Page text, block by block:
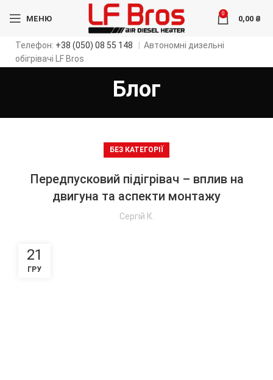
МЕНЮ
0
0,00 ₴
Телефон: +38 (050) 08 55 148
Автономні дизельні
обігрівачі LF Bros
Блог
БЕЗ КАТЕГОРІЇ
Передпусковий підігрівач – вплив на
двигуна та аспекти монтажу
Сергій К.
21
ГРУ